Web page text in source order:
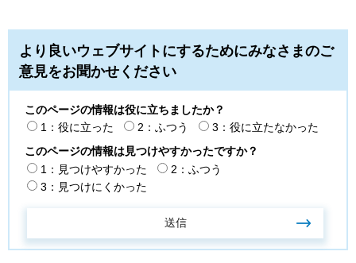
より良いウェブサイトにするためにみなさまのご
意見をお聞かせください
このページの情報は役に立ちましたか？
1：役に立った
2：ふつう
3：役に立たなかった
このページの情報は見つけやすかったですか？
1：見つけやすかった
2：ふつう
3：見つけにくかった